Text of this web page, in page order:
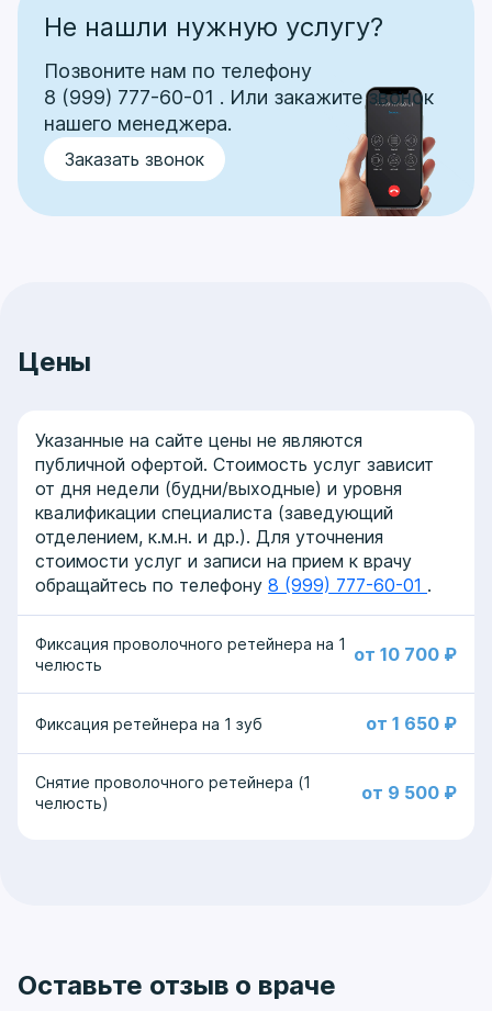
Заказать звонок
Не нашли нужную услугу?
Позвоните нам по телефону
8 (999) 777-60-01 . Или закажите звонок
нашего менеджера.
Цены
Указанные на сайте цены не являются
публичной офертой. Стоимость услуг зависит
от дня недели (будни/выходные) и уровня
квалификации специалиста (заведующий
отделением, к.м.н. и др.). Для уточнения
стоимости услуг и записи на прием к врачу
обращайтесь по телефону 8 (999) 777-60-01 .
Фиксация проволочного ретейнера на 1
челюсть
от 10 700 ₽
Фиксация ретейнера на 1 зуб от 1 650 ₽
Снятие проволочного ретейнера (1
челюсть)
от 9 500 ₽
Оставьте отзыв о враче